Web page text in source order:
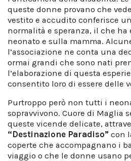
queste donne provano che
vestito e accudito conferisce
normalità e speranza, il che
neonato e sulla mamma.
l’associazione ne conta una
ormai grandi che sono nati
l’elaborazione di questa
consentito loro di essere delle
Purtroppo però non tutti i
sopravvivono. Cuore di Maglia
queste vicende delicate,
“Destinazione Paradiso” con
coperte che accompagnano i
viaggio o che le donne usano